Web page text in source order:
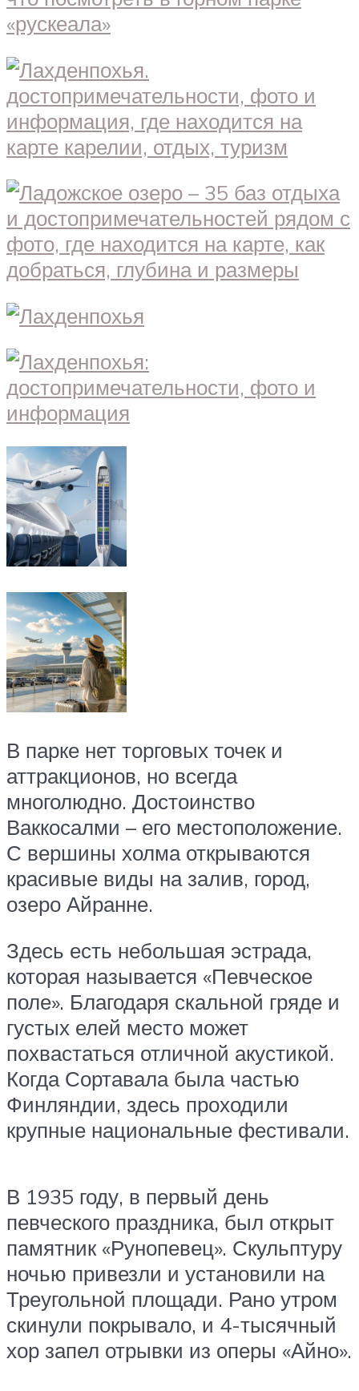
В парке нет торговых точек и
аттракционов, но всегда
многолюдно. Достоинство
Ваккосалми – его местоположение.
С вершины холма открываются
красивые виды на залив, город,
озеро Айранне.
Здесь есть небольшая эстрада,
которая называется «Певческое
поле». Благодаря скальной гряде и
густых елей место может
похвастаться отличной акустикой.
Когда Сортавала была частью
Финляндии, здесь проходили
крупные национальные фестивали.
В 1935 году, в первый день
певческого праздника, был открыт
памятник «Рунопевец». Скульптуру
ночью привезли и установили на
Треугольной площади. Рано утром
скинули покрывало, и 4-тысячный
хор запел отрывки из оперы «Айно».